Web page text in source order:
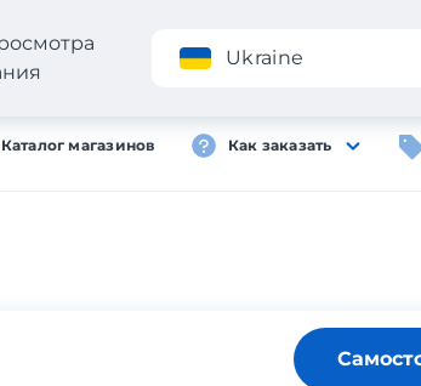
Каталог магазинов Как заказать
Ukraine